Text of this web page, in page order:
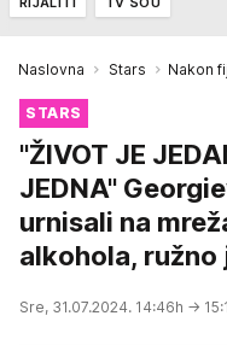
Naslovna Stars Nakon
STARS
"ŽIVOT JE
JEDNA"
urnisali na
alkohola, ružno
Sre, 31.07.2024. 14:46h →